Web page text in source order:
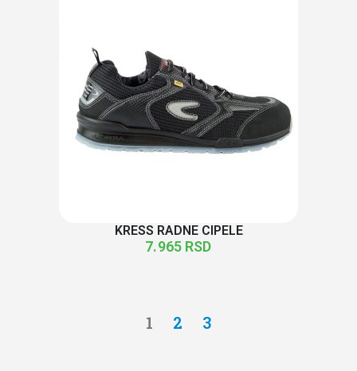
KRESS RADNE CIPELE
7.965 RSD
1 2 3